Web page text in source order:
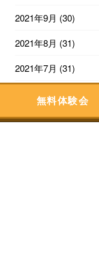
2021年9月 (30)
2021年8月 (31)
2021年7月 (31)
2021年6月 (30)
2021年5月(31)
無料体験会